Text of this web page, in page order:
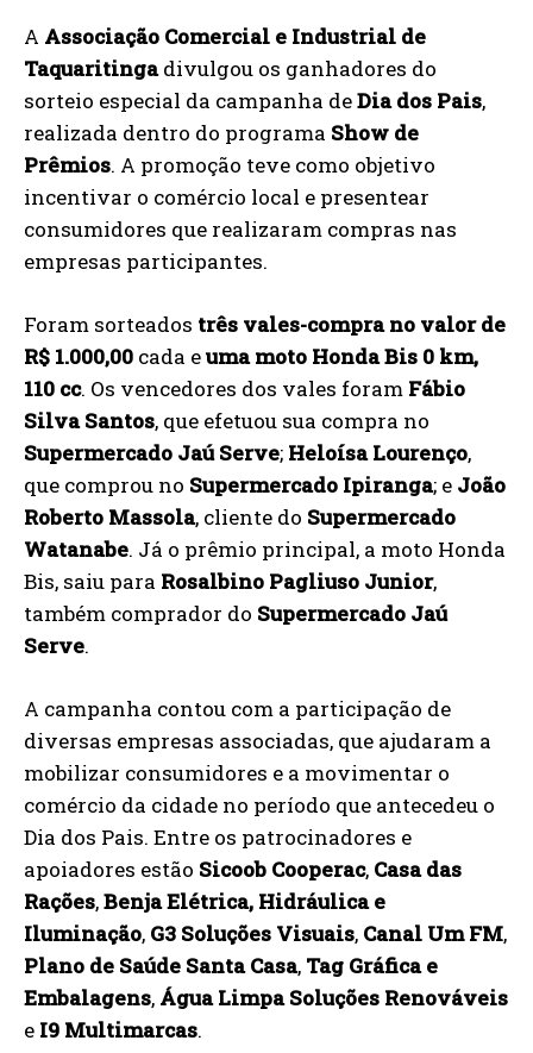
A Associação Comercial e Industrial de
Taquaritingadivulgou os ganhadores do
sorteio especial da campanha deDia dos Pais,
realizada dentro do programa Show de
Prêmios. A promoção teve como objetivo
incentivar o comércio local e presentear
consumidores que realizaram compras nas
empresas participantes.
Foram sorteados três vales-compra no valor de
R$ 1.000,00 cada euma moto Honda Bis 0 km,
110 cc. Os vencedores dos vales foram Fábio
Silva Santos, que efetuou sua compra no
Supermercado Jaú Serve; Heloísa Lourenço,
que comprou no Supermercado Ipiranga; e João
Roberto Massola, cliente do Supermercado
Watanabe. Já o prêmio principal, a moto Honda
Bis, saiu para Rosalbino Pagliuso Junior,
também comprador do Supermercado Jaú
Serve.
A campanha contou com a participação de
diversas empresas associadas, que ajudaram a
mobilizar consumidores e a movimentar o
comércio da cidade no período que antecedeu o
Dia dos Pais. Entre os patrocinadores e
apoiadores estão Sicoob Cooperac, Casa das
Rações,Benja Elétrica, Hidráulica e
Iluminação, G3 Soluções Visuais, Canal Um FM,
Plano de Saúde Santa Casa, Tag Gráfica e
Embalagens, Água Limpa Soluções Renováveis
e I9 Multimarcas.